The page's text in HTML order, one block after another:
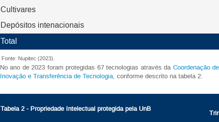
Cultivares
Depósitos intenacionais
Total
Fonte: Nupitec (2023).
No ano de 2023 foram protegidas 67 tecnologias através da Coordenação de
Inovação e Transferência de Tecnologia, conforme descrito na tabela 2:
Tabela 2 - Propriedade Intelectual protegida pela UnB